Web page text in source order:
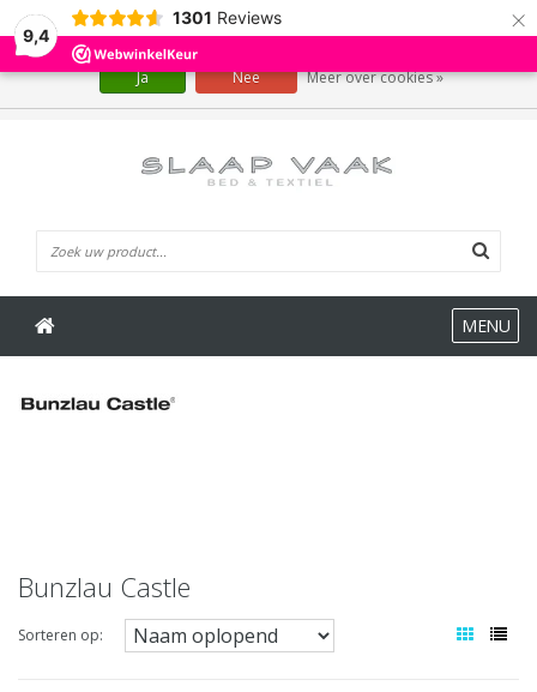
9,4
1301 Reviews ×
MENU
Bunzlau Castle
Sorteren op:
Wij slaan cookies op om onze website te verbeteren. Is dat akkoord?
Ja Nee Meer over cookies »